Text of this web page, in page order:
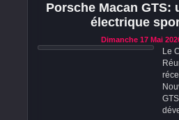
Porsche Macan GTS:
électrique
Dimanche 17 Mai
Le